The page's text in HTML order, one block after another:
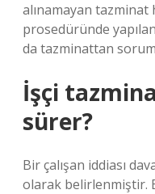
alınamayan tazminat
prosedüründe
da tazminattan
İşçi
sürer?
Bir çalışan iddiası
olarak belirlenmiştir.